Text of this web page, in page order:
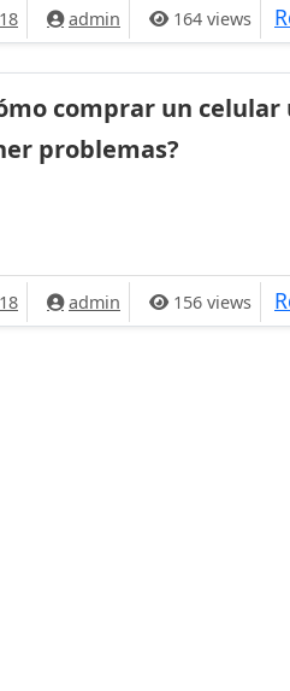
sobre la adicción al celular en
admin 164 views
comprar un celular
problemas?
usado sin tener problemas?
admin 156 views